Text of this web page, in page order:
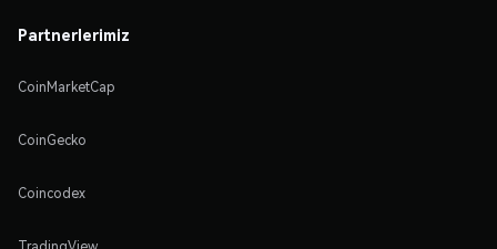
Partnerlerimiz
CoinMarketCap
CoinGecko
Coincodex